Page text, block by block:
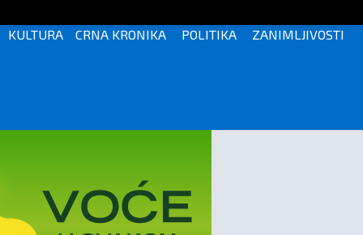
KULTURA CRNA KRONIKA POLITIKA ZANIMLJIVOSTI